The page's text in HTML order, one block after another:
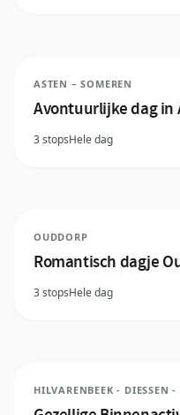
ASTEN – SOMEREN
Avontuurlijke dag in
3 stopsHele dag
OUDDORP
Romantisch dagje
3 stopsHele dag
HILVARENBEEK - DIESSEN -